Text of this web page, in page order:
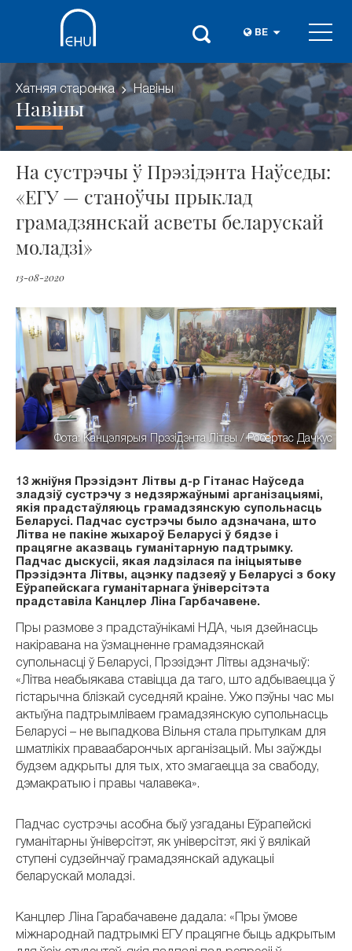
BE
Хатняя старонка Навіны
Навіны
На сустрэчы ў Прэзідэнта Наўседы:
«ЕГУ — станоўчы прыклад
грамадзянскай асветы беларускай
моладзі»
13-08-2020
Фота: Канцэлярыя Прэзідэнта Літвы / Робертас Дачкус
13 жніўня Прэзідэнт Літвы д-р Гітанас Наўседа
зладзіў сустрэчу з недзяржаўнымі арганізацыямі,
якія прадстаўляюць грамадзянскую супольнасць
Беларусі. Падчас сустрэчы было адзначана, што
Літва не пакіне жыхароў Беларусі ў бядзе і
працягне аказваць гуманітарную падтрымку.
Падчас дыскусіі, якая ладзілася па ініцыятыве
Прэзідэнта Літвы, ацэнку падзеяў у Беларусі з боку
Еўрапейскага гуманітарнага ўніверсітэта
прадставіла Канцлер Ліна Гарбачавене.
Пры размове з прадстаўнікамі НДА, чыя дзейнасць
накіравана на ўзмацненне грамадзянскай
супольнасці ў Беларусі, Прэзідэнт Літвы адзначыў:
«Літва неабыякава ставіцца да таго, што адбываецца ў
гістарычна блізкай суседняй краіне. Ужо пэўны час мы
актыўна падтрымліваем грамадзянскую супольнасць
Беларусі – не выпадкова Вільня стала прытулкам для
шматлікіх праваабарончых арганізацый. Мы заўжды
будзем адкрыты для тых, хто змагаецца за свабоду,
дэмакратыю і правы чалавека».
Падчас сустрэчы асобна быў узгаданы Еўрапейскі
гуманітарны ўніверсітэт, як універсітэт, які ў вялікай
ступені судзейнчаў грамадзянскай адукацыі
беларускай моладзі.
Канцлер Ліна Гарабачавене дадала: «Пры ўмове
міжнароднай падтрымкі ЕГУ працягне быць адкрытым